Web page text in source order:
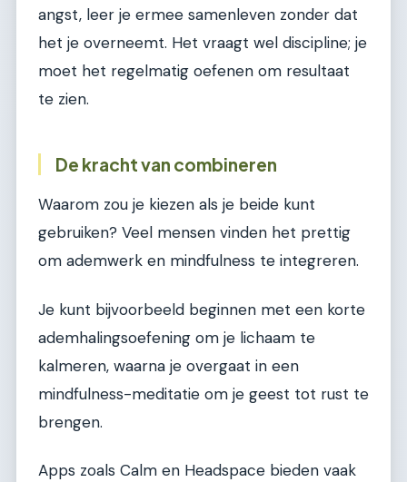
angst, leer je ermee samenleven zonder dat
het je overneemt. Het vraagt wel discipline; je
moet het regelmatig oefenen om resultaat
te zien.
De kracht van combineren
Waarom zou je kiezen als je beide kunt
gebruiken? Veel mensen vinden het prettig
om ademwerk en mindfulness te integreren.
Je kunt bijvoorbeeld beginnen met een korte
ademhalingsoefening om je lichaam te
kalmeren, waarna je overgaat in een
mindfulness-meditatie om je geest tot rust te
brengen.
Apps zoals Calm en Headspace bieden vaak